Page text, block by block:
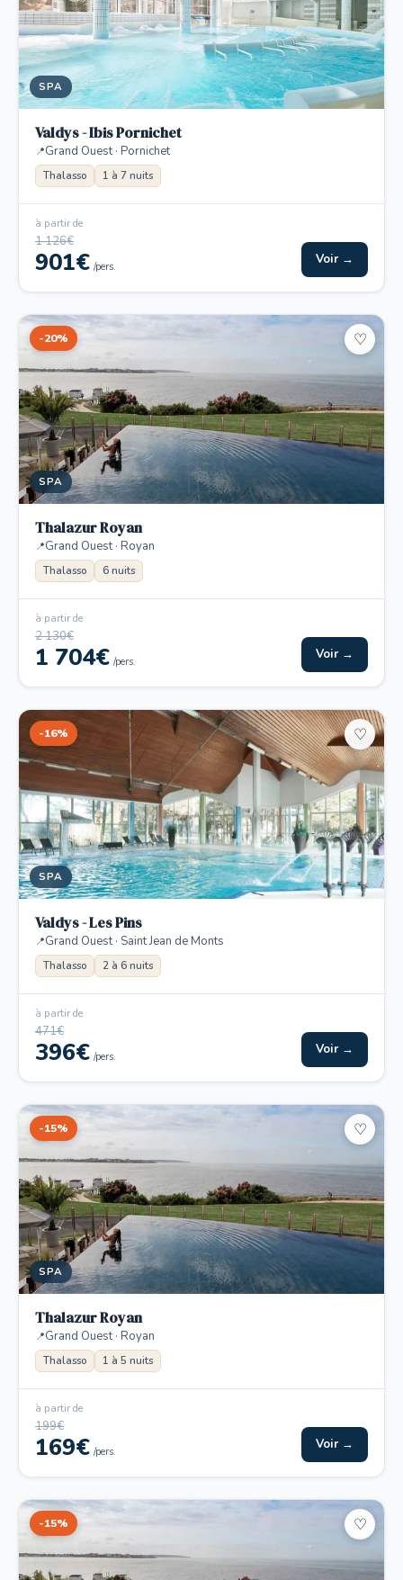
SPA
Valdys - Ibis Pornichet
Grand Ouest · Pornichet
Thalasso 1 à 7 nuits
à partir de
1 126€
901€ /pers. Voir →
-20%
SPA
♡
Thalazur Royan
Grand Ouest · Royan
Thalasso 6 nuits
à partir de
2 130€
1 704€ /pers. Voir →
-16%
SPA
♡
Valdys - Les Pins
Grand Ouest · Saint Jean de Monts
Thalasso 2 à 6 nuits
à partir de
471€
396€ /pers. Voir →
-15%
SPA
♡
Thalazur Royan
Grand Ouest · Royan
Thalasso 1 à 5 nuits
à partir de
199€
169€ /pers. Voir →
-15% ♡